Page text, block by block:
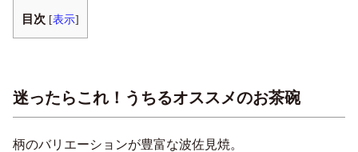
目次 [表示]
迷ったらこれ！うちるオススメのお茶碗
柄のバリエーションが豊富な波佐見焼。